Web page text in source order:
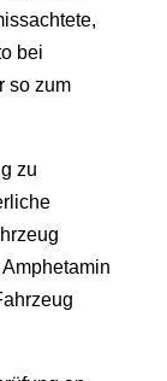
bei
so zum
zu